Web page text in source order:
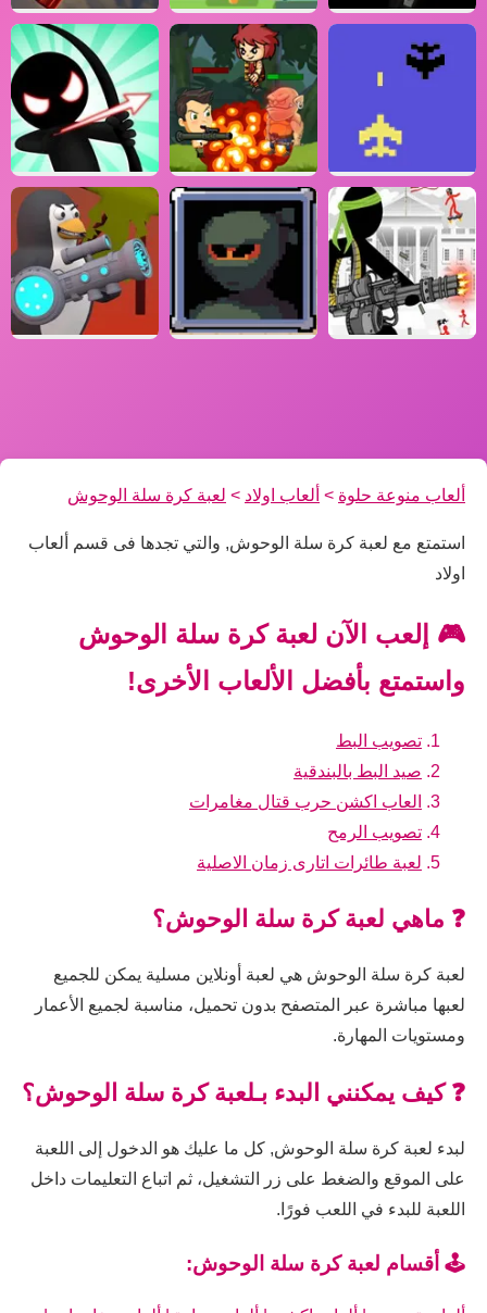
ألعاب منوعة حلوة > ألعاب اولاد > لعبة كرة سلة الوحوش
استمتع مع لعبة كرة سلة الوحوش, والتي تجدها فى قسم ألعاب
اولاد
🎮 إلعب الآن لعبة كرة سلة الوحوش
واستمتع بأفضل الألعاب الأخرى!
تصويب البط
صيد البط بالبندقية
العاب اكشن حرب قتال مغامرات
تصويب الرمح
لعبة طائرات اتارى زمان الاصلية
❓ ماهي لعبة كرة سلة الوحوش؟
لعبة كرة سلة الوحوش هي لعبة أونلاين مسلية يمكن للجميع
لعبها مباشرة عبر المتصفح بدون تحميل، مناسبة لجميع الأعمار
ومستويات المهارة.
❓ كيف يمكنني البدء بـلعبة كرة سلة الوحوش؟
لبدء لعبة كرة سلة الوحوش, كل ما عليك هو الدخول إلى اللعبة
على الموقع والضغط على زر التشغيل، ثم اتباع التعليمات داخل
اللعبة للبدء في اللعب فورًا.
🕹️ أقسام لعبة كرة سلة الوحوش: